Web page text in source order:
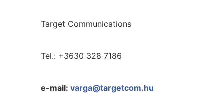
Target Communications
Tel.: +3630 328 7186
e-mail:varga@targetcom.hu